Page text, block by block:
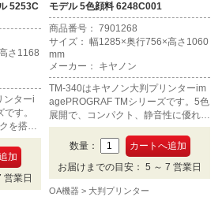
5253C
さ1168
ンターi
す。
を搭載
度を引き
が可能
ント製
対応し
営業日
モデル 5色顔料 6248C001
商品番号： 7901268
サイズ： 幅1285×奥行756×高さ1060
mm
メーカー： キヤノン
TM-340はキヤノン大判プリンターim
agePROGRAF TMシリーズです。5色
展開で、コンパクト、静音性に優れ、
オフィスや店舗への設置に適していま
す。CADやポスターに求められる十
分は品質は保たれています。A0ノビ
まで対応します。
数量：
お届けまでの目安： 5 ～ 7 営業日
OA機器 大判プリンター